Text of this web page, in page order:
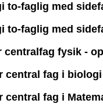
to-faglig med
to-faglig med
fysik -
fag i
fag i